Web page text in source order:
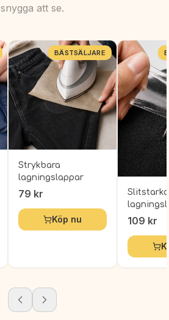
snygga att se.
BÄSTSÄLJARE
Strykbara
lagningslappar
79 kr
Köp nu
Slitstarka
109 kr